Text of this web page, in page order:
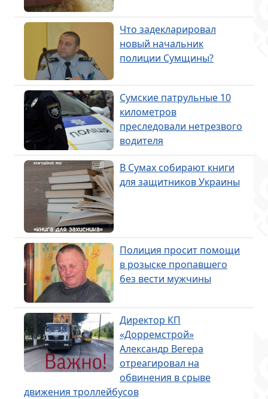
Что задекларировал
новый начальник
полиции Сумщины?
Сумские патрульные 10
километров
преследовали нетрезвого
водителя
В Сумах собирают книги
для защитников Украины
Полиция просит помощи
в розыске пропавшего
без вести мужчины
Директор КП
«Дорремстрой»
Александр Вегера
отреагировал на
обвинения в срыве
движения троллейбусов